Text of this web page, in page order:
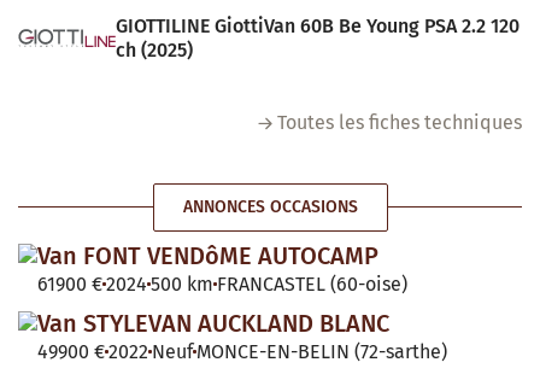
GIOTTILINE GiottiVan 60B Be Young PSA 2.2 120
ch (2025)
Toutes les fiches techniques
ANNONCES OCCASIONS
Van FONT VENDôME AUTOCAMP
61900 €2024 500 km FRANCASTEL (60-oise)
Van STYLEVAN AUCKLAND BLANC
49900 €2022 Neuf MONCE-EN-BELIN (72-sarthe)